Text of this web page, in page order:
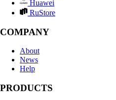
Huawei
RuStore
COMPANY
About
News
Help
PRODUCTS